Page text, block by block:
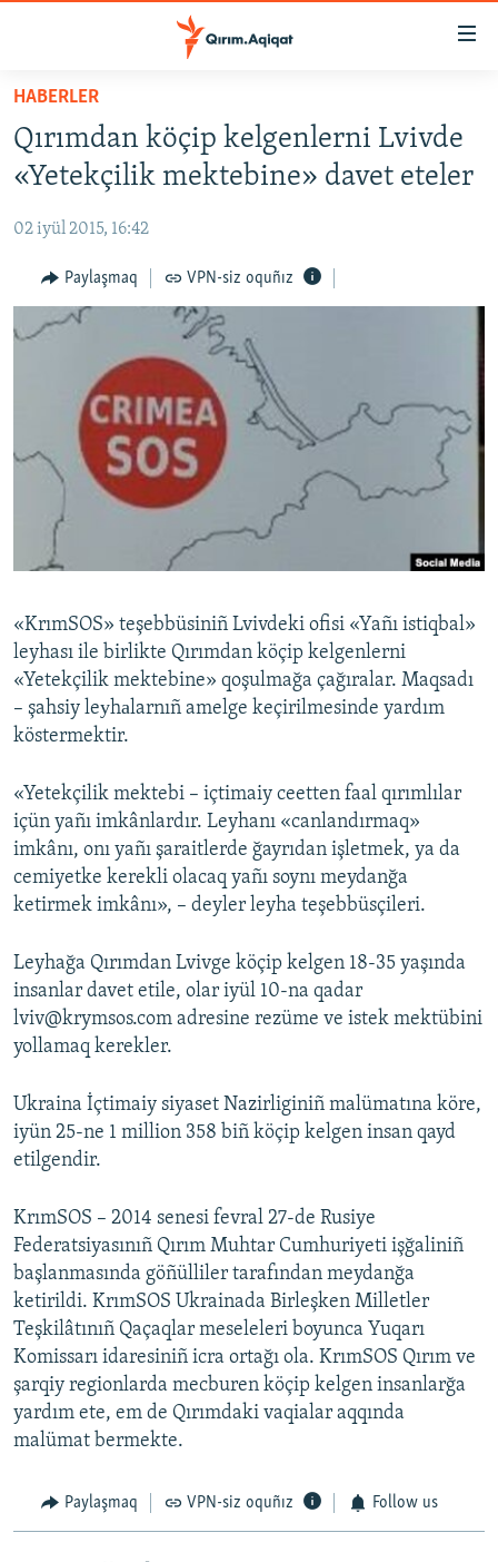
Esas
qaytmaq
Baş
navigatsiyağa
qaytmaq
qaytmaq
HABERLER
SİYASET
İQTİSADİYAT
CEMİYET
MEDENİYET
İNSAN AQLARI
BLOGLAR
FİKİR
Українською
QOŞULIÑIZ!
RFE/RS bütün saytları
HABERLER
Qırımdan köçip kelgenlerni Lvivde
«Yetekçilik mektebine» davet eteler
02 iyül 2015, 16:42
Paylaşmaq VPN-siz oquñız
«KrımSOS» teşebbüsiniñ Lvivdeki ofisi «Yañı istiqbal»
leyhası ile birlikte Qırımdan köçip kelgenlerni
«Yetekçilik mektebine» qoşulmağa çağıralar. Maqsadı
– şahsiy leуhаlarnıñ amelge keçirilmesinde yardım
köstermektir.
«Yetekçilik mektebi – içtimaiy ceetten faal qırımlılar
içün yañı imkânlardır. Leyhanı «canlandırmaq»
imkânı, onı yañı şaraitlerde ğayrıdan işletmek, ya da
cemiyetke kerekli olacaq yañı soynı meydanğa
ketirmek imkânı», – deyler leyha teşebbüsçileri.
Leyhağa Qırımdan Lvivge köçip kelgen 18-35 yaşında
insanlar davet etile, olar iyül 10-na qadar
lviv@krymsos.com adresine rezüme ve istek mektübini
yollamaq kerekler.
Ukraina İçtimaiy siyaset Nazirliginiñ malümatına köre,
iyün 25-ne 1 million 358 biñ köçip kelgen insan qayd
etilgendir.
KrımSOS – 2014 senesi fevral 27-de Rusiye
Federatsiyasınıñ Qırım Muhtar Cumhuriyeti işğaliniñ
başlanmasında göñülliler tarafından meydanğa
ketirildi. KrımSOS Ukrainada Birleşken Milletler
Teşkilâtınıñ Qaçaqlar meseleleri boyunca Yuqarı
Komissarı idaresiniñ icra ortağı ola. KrımSOS Qırım ve
şarqiy regionlarda mecburen köçip kelgen insanlarğa
yardım ete, em de Qırımdaki vaqialar aqqında
malümat bermekte.
Paylaşmaq VPN-siz oquñız Follow us